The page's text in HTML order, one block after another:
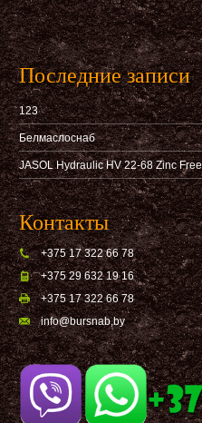
Последние записи
123
Белмаслоснаб
JASOL Hydraulic HV 22-68 Zinc Free
Контакты
+375 17 322 66 78
+375 29 632 19 16
+375 17 322 66 78
info@bursnab,by